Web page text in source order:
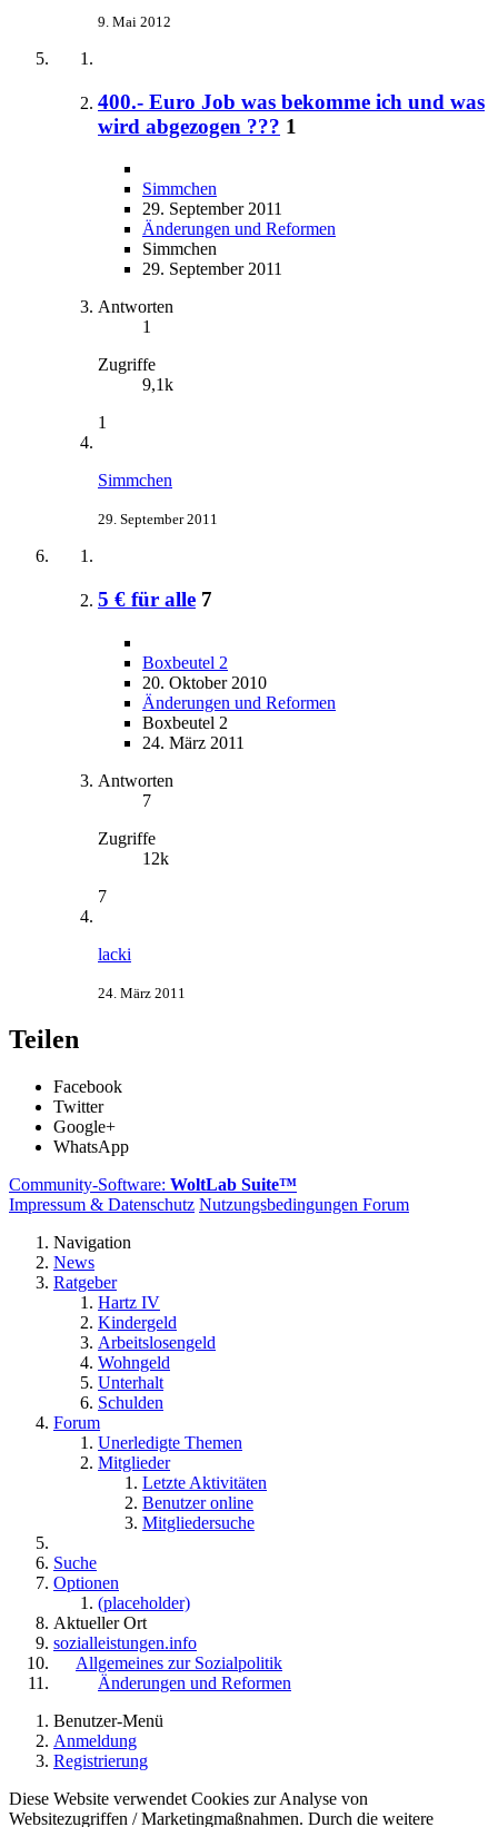
9. Mai 2012
400.- Euro Job was bekomme ich und was
wird abgezogen ??? 1
Simmchen
29. September 2011
Änderungen und Reformen
Simmchen
29. September 2011
Antworten
1
Zugriffe
9,1k
1
Simmchen
29. September 2011
5 € für alle 7
Boxbeutel 2
20. Oktober 2010
Änderungen und Reformen
Boxbeutel 2
24. März 2011
Antworten
7
Zugriffe
12k
7
lacki
24. März 2011
Teilen
Facebook
Twitter
Google+
WhatsApp
Community-Software: WoltLab Suite™
Impressum & Datenschutz Nutzungsbedingungen Forum
Navigation
News
Ratgeber
Hartz IV
Kindergeld
Arbeitslosengeld
Wohngeld
Unterhalt
Schulden
Forum
Unerledigte Themen
Mitglieder
Letzte Aktivitäten
Benutzer online
Mitgliedersuche
Suche
Optionen
(placeholder)
Aktueller Ort
sozialleistungen.info
Allgemeines zur Sozialpolitik
Änderungen und Reformen
Benutzer-Menü
Anmeldung
Registrierung
Diese Website verwendet Cookies zur Analyse von
Websitezugriffen / Marketingmaßnahmen. Durch die weitere